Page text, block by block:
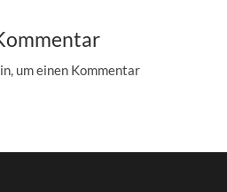
um einen Kommentar